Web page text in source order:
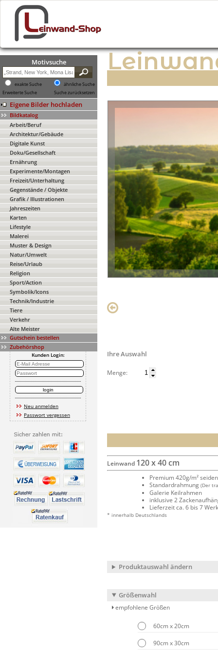
Motivsuche
exakte Suche
ähnliche Suche
Erweiterte Suche
Suche zurücksetzen
Eigene Bilder hochladen
Bildkatalog
Arbeit/Beruf
Architektur/Gebäude
Digitale Kunst
Doku/Gesellschaft
Ernährung
Experimente/Montagen
Freizeit/Unterhaltung
Gegenstände / Objekte
Grafik / Illustrationen
Jahreszeiten
Karten
Lifestyle
Malerei
Muster & Design
Natur/Umwelt
Reise/Urlaub
Religion
Sport/Action
Symbolik/Icons
Technik/Industrie
Tiere
Verkehr
Alte Meister
Gutschein bestellen
Zubehörshop
Kunden Login:
Neu anmelden
Passwort vergessen
Ihre Auswahl
Menge:
Leinwand 120 x 40 cm
Premium 420g/m²
Standardrahmung (Der
Galerie Keilrahmen
inklusive 2
Lieferzeit ca. 6 bis 7
* innerhalb Deutschlands
Produktauswahl ändern
Größenwahl
empfohlene Größen
60cm x 20cm
90cm x 30cm